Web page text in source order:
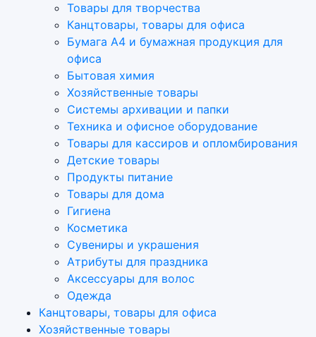
Товары для творчества
Канцтовары, товары для офиса
Бумага А4 и бумажная продукция для
офиса
Бытовая химия
Хозяйственные товары
Системы архивации и папки
Техника и офисное оборудование
Товары для кассиров и опломбирования
Детские товары
Продукты питание
Товары для дома
Гигиена
Косметика
Сувениры и украшения
Атрибуты для праздника
Аксеcсуары для волос
Одежда
Канцтовары, товары для офиса
Хозяйственные товары